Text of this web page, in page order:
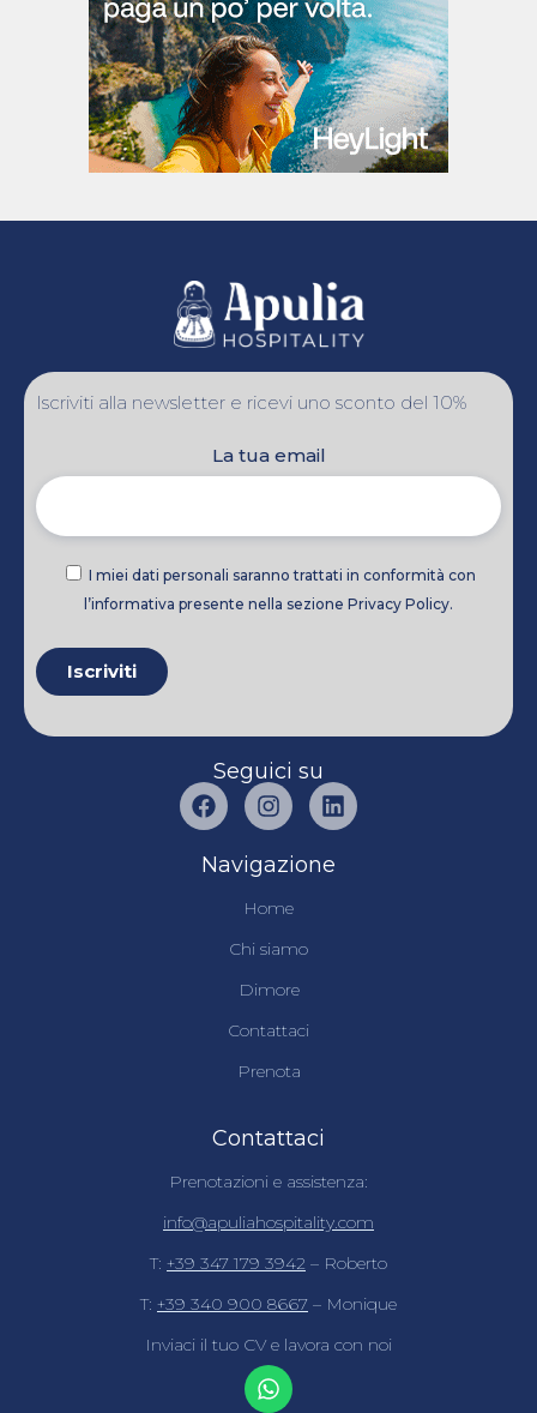
Iscriviti alla newsletter e ricevi uno sconto del 10%
La tua email
I miei dati personali saranno trattati in conformità con
l’informativa presente nella sezione Privacy Policy.
Seguici su
Navigazione
Home
Chi siamo
Dimore
Contattaci
Prenota
Contattaci
Prenotazioni e assistenza:
info@apuliahospitality.com
T: +39 347 179 3942 – Roberto
T: +39 340 900 8667 – Monique
Inviaci il tuo CV e lavora con noi